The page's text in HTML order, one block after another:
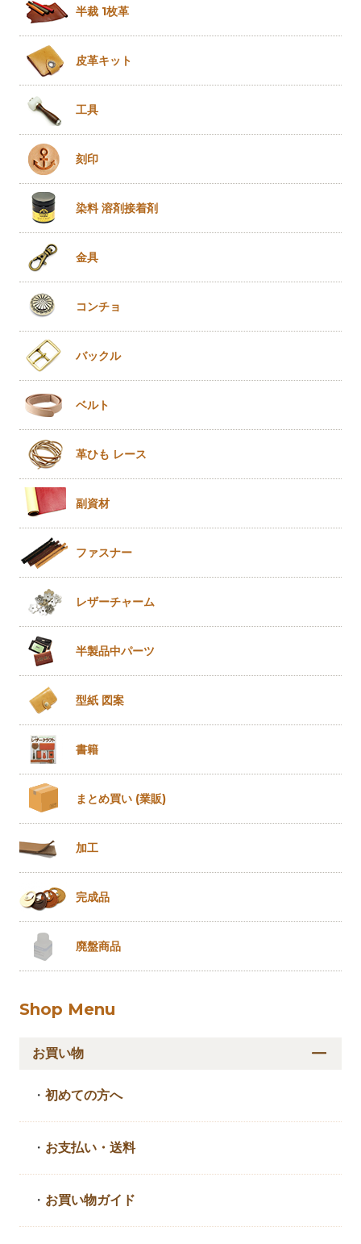
半裁 1枚革
皮革キット
工具
刻印
染料 溶剤接着剤
金具
コンチョ
バックル
ベルト
革ひも レース
副資材
ファスナー
レザーチャーム
半製品中パーツ
型紙 図案
書籍
まとめ買い (業販)
加工
完成品
廃盤商品
Shop Menu
お買い物
・初めての方へ
・ お支払い・送料
・ お買い物ガイド